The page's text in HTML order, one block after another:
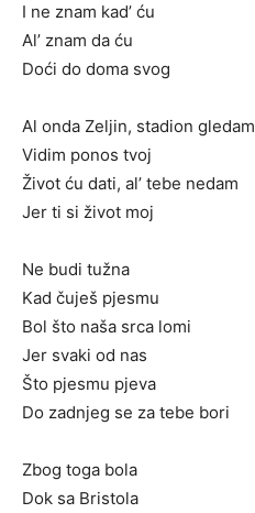
I ne znam kad’ ću
Al’ znam da ću
Doći do doma svog
Al onda Zeljin, stadion gledam
Vidim ponos tvoj
Život ću dati, al’ tebe nedam
Jer ti si život moj
Ne budi tužna
Kad čuješ pjesmu
Bol što naša srca lomi
Jer svaki od nas
Što pjesmu pjeva
Do zadnjeg se za tebe bori
Zbog toga bola
Dok sa Bristola